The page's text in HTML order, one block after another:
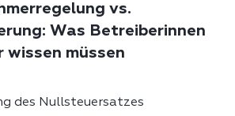
vs.
Was Betreiberinnen
wissen müssen
des Nullsteuersatzes